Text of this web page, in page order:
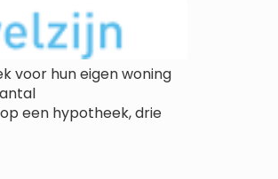
voor hun eigen woning
een hypotheek, drie